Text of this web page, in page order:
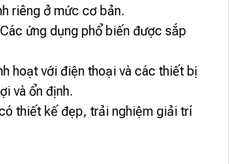
riêng ở mức cơ bản.
ứng dụng phổ biến được sắp
hoạt với điện thoại và các thiết bị
và ổn định.
thiết kế đẹp, trải nghiệm giải trí